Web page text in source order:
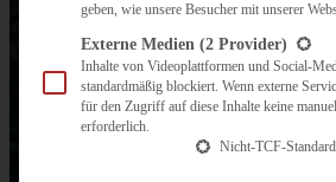
geben, wie unsere Besucher mit unserer
Externe Medien (2 Provider)
Inhalte von Videoplattformen und Social-
standardmäßig blockiert. Wenn externe
für den Zugriff auf diese Inhalte keine
erforderlich.
Nicht-TCF-Standard